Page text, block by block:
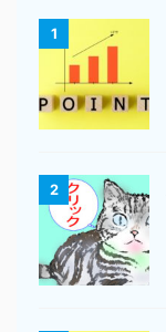
1
2